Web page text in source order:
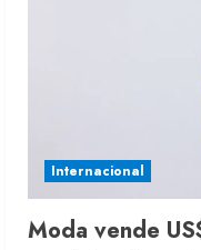
Internacional
Moda vende